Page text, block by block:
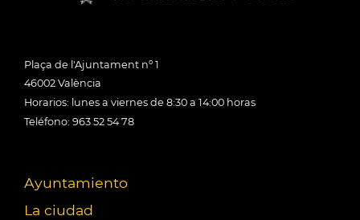
Plaça de l'Ajuntament nº 1
46002 València
Horarios: lunes a viernes de 8:30 a 14:00 horas
Teléfono: 963 52 54 78
Ayuntamiento
La ciudad